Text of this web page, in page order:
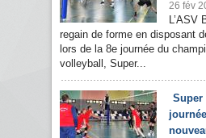
26 fév
L’ASV
regain de forme en disposant
lors de la 8e journée du
volleyball, Super...
Super